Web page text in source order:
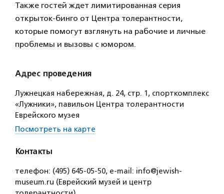
Также гостей ждет лимитированная серия
открыток-бинго от Центра толерантности,
которые помогут взглянуть на рабочие и личные
проблемы и вызовы с юмором.
Адрес проведения
Лужнецкая набережная, д. 24, стр. 1, спорткомплекс
«Лужники», павильон Центра толерантности
Еврейского музея
Посмотреть на карте
Контакты
телефон: (495) 645‑05‑50, e-mail: info@jewish-
museum.ru (Еврейский музей и центр